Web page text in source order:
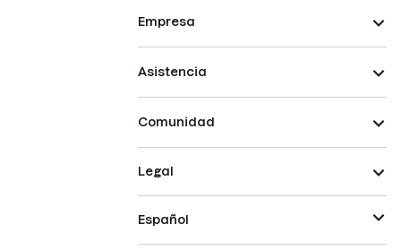
Empresa
Asistencia
Comunidad
Legal
Español